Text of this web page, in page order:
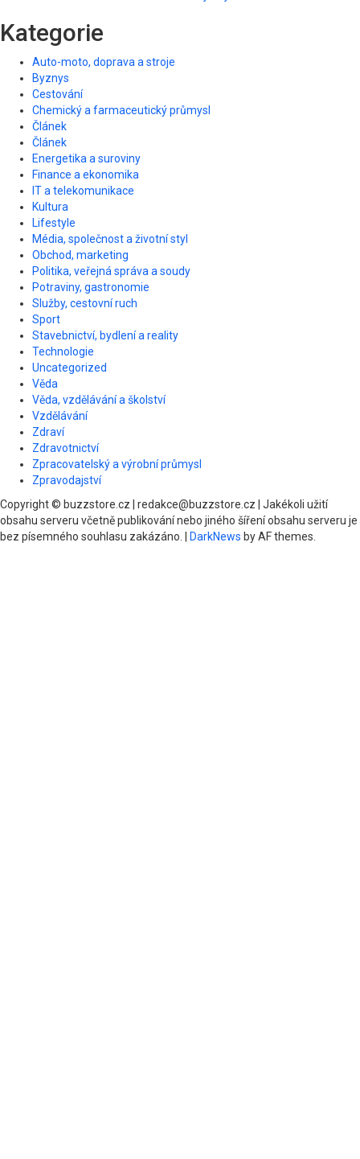
Kategorie
Auto-moto, doprava a stroje
Byznys
Cestování
Chemický a farmaceutický průmysl
Článek
Článek
Energetika a suroviny
Finance a ekonomika
IT a telekomunikace
Kultura
Lifestyle
Média, společnost a životní styl
Obchod, marketing
Politika, veřejná správa a soudy
Potraviny, gastronomie
Služby, cestovní ruch
Sport
Stavebnictví, bydlení a reality
Technologie
Uncategorized
Věda
Věda, vzdělávání a školství
Vzdělávání
Zdraví
Zdravotnictví
Zpracovatelský a výrobní průmysl
Zpravodajství
Copyright © buzzstore.cz | redakce@buzzstore.cz | Jakékoli užití
obsahu serveru včetně publikování nebo jiného šíření obsahu serveru je
bez písemného souhlasu zakázáno.
DarkNews by AF themes.